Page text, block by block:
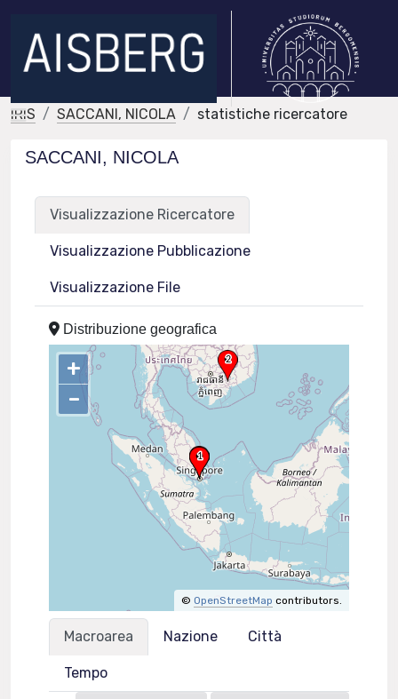
IRIS SACCANI, NICOLA statistiche ricercatore
SACCANI, NICOLA
Visualizzazione Ricercatore
Visualizzazione Pubblicazione
Visualizzazione File
Distribuzione geografica
+
–
© OpenStreetMap contributors.
Macroarea Nazione Città
Tempo